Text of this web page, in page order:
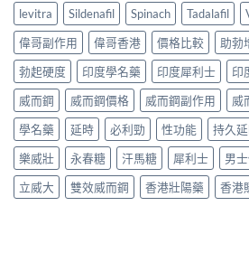
levitra
Sildenafil Spinach Tadalafil
偉哥副作用
偉哥香港 價格比較 助勃
勃起硬度
印度學名藥 印度犀利士 印
威而鋼
威而鋼價格 威而鋼副作用 威
學名藥
延時 必利勁 性功能 持久
樂威壯
永春糖 汗馬糖 犀利士 男
立威大
雙效威而鋼 香港壯陽藥 香港